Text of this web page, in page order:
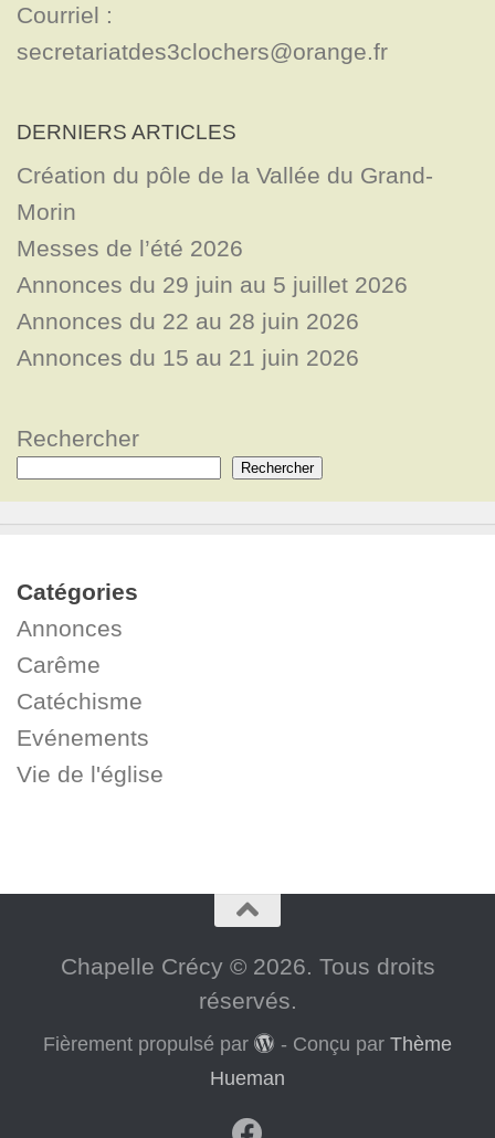
Courriel :
secretariatdes3clochers@orange.fr
DERNIERS ARTICLES
Création du pôle de la Vallée du Grand-
Morin
Messes de l’été 2026
Annonces du 29 juin au 5 juillet 2026
Annonces du 22 au 28 juin 2026
Annonces du 15 au 21 juin 2026
Rechercher
Rechercher
Catégories
Annonces
Carême
Catéchisme
Evénements
Vie de l'église
Chapelle Crécy © 2026. Tous droits
réservés.
Fièrement propulsé par - Conçu par Thème
Hueman